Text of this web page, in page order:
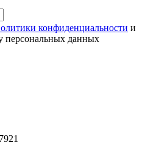
конфиденциальности и
персональных данных